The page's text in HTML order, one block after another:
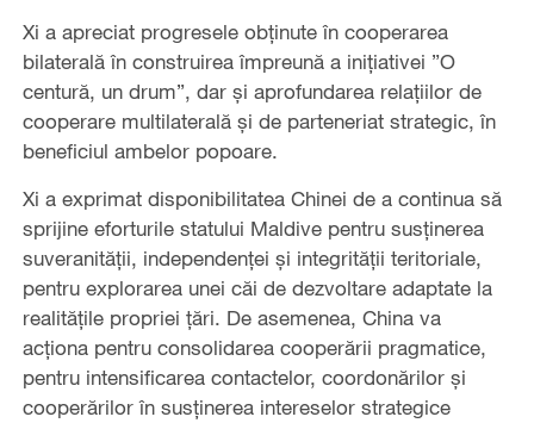
Xi a apreciat progresele obținute în cooperarea
bilaterală în construirea împreună a inițiativei ”O
centură, un drum”, dar și aprofundarea relațiilor de
cooperare multilaterală și de parteneriat strategic, în
beneficiul ambelor popoare.
Xi a exprimat disponibilitatea Chinei de a continua să
sprijine eforturile statului Maldive pentru susținerea
suveranității, independenței și integrității teritoriale,
pentru explorarea unei căi de dezvoltare adaptate la
realitățile propriei țări. De asemenea, China va
acționa pentru consolidarea cooperării pragmatice,
pentru intensificarea contactelor, coordonărilor și
cooperărilor în susținerea intereselor strategice